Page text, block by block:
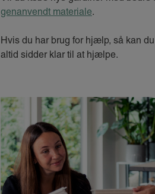
genanvendt materiale.
Hvis du har brug for hjælp, så kan
altid sidder klar til at hjælpe.